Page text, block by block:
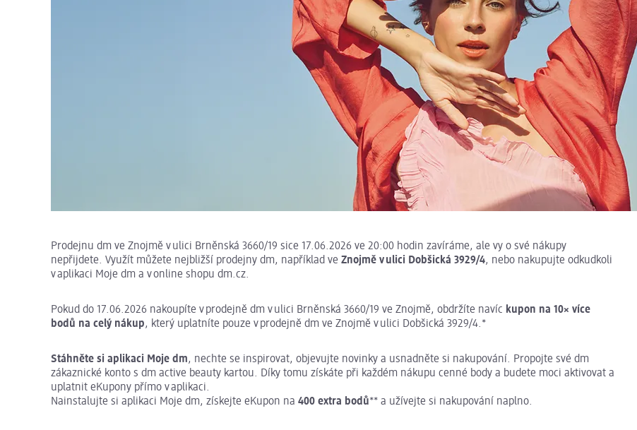
Prodejnu dm ve Znojmě v ulici Brněnská 3660/19 sice 17.06.2026 ve 20:00 hodin zavíráme, ale vy o své nákupy
nepřijdete. Využít můžete nejbližší prodejny dm, například ve Znojmě v ulici Dobšická 3929/4, nebo nakupujte odkudkoli
v aplikaci Moje dm a v online shopu dm.cz.
Pokud do 17.06.2026 nakoupíte v prodejně dm v ulici Brněnská 3660/19 ve Znojmě, obdržíte navíc kupon na 10× více
bodů na celý nákup, který uplatníte pouze v prodejně dm ve Znojmě v ulici Dobšická 3929/4.*
Stáhněte si aplikaci Moje dm, nechte se inspirovat, objevujte novinky a usnadněte si nakupování. Propojte své dm
zákaznické konto s dm active beauty kartou. Díky tomu získáte při každém nákupu cenné body a budete moci aktivovat a
uplatnit eKupony přímo v aplikaci.
Nainstalujte si aplikaci Moje dm, získejte eKupon na 400 extra bodů** a užívejte si nakupování naplno.